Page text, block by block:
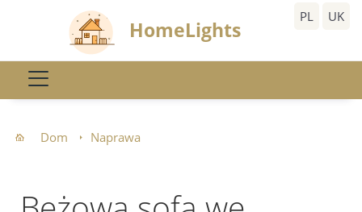
HomeLights
PL UK
Dom Naprawa